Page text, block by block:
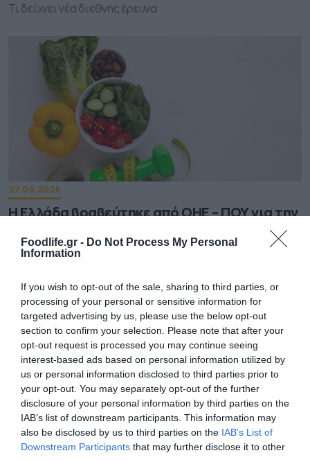
Foodlife.gr - Do Not Process My Personal
Information
If you wish to opt-out of the sale, sharing to third parties, or
processing of your personal or sensitive information for
targeted advertising by us, please use the below opt-out
section to confirm your selection. Please note that after your
opt-out request is processed you may continue seeing
interest-based ads based on personal information utilized by
us or personal information disclosed to third parties prior to
your opt-out. You may separately opt-out of the further
disclosure of your personal information by third parties on the
IAB’s list of downstream participants. This information may
also be disclosed by us to third parties on the IAB’s List of
Downstream Participants that may further disclose it to other
Τι δείχνει νέα διεθνής έρευνα
27.09.2025
Η Ελλάδα βραβεύτηκε από ΟΗΕ – ΠΟΥ για την
πρόληψη των χρονίων νοσημάτων και της
παιδικής παχυσαρκίας
14.10.2024